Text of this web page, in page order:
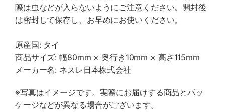
際は虫などが入らないようにご注意ください。開封後
は密封して保存し、お早めにお使いください。
原産国: タイ
商品サイズ: 幅80mm × 奥行き10mm × 高さ115mm
メーカー名: ネスレ日本株式会社
※写真はイメージです。実際にお届けする商品とパッ
ケージなどが異なる場合がございます。